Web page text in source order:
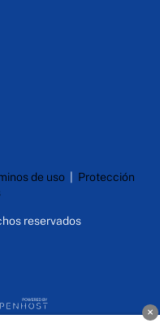
de uso| Protección
reservados
×